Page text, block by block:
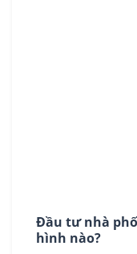
Đầu tư nhà
hình nào?